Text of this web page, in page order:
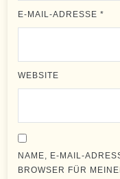
E-MAIL-ADRESSE*
WEBSITE
NAME, E-MAIL-
BROWSER FÜR